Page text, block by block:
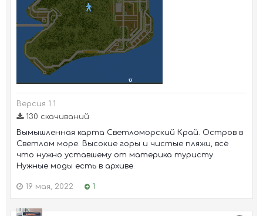
Версия 1.1
130 скачиваний
Вымышленная карта Светломорский Край. Остров в
Светлом море. Высокие горы и чистые пляжи, всё
что нужно уставшему от материка туристу.
Нужные моды есть в архиве
19 мая, 2022 1